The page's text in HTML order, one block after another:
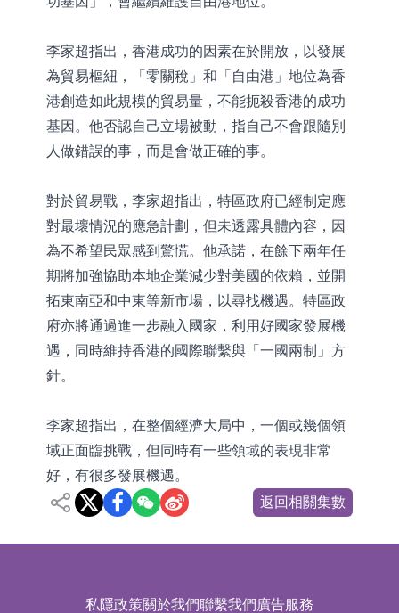
(688046.CN)漲19.99%
【異動股】診斷服務板塊拉升，貝瑞
基因(000710.CN)漲10.02%
「X-Day」西麗湖路演社清華校友電
子信息專場成功舉辦
市場監管總局印發《廣告業統計調查
制度》
【異動股】港股跌幅榜前十，賽迪顧
問(02176.HK)跌40.96%，天瑞汽車内
李家超指出，香港成功的因素在於開放，以發展
為貿易樞紐，「零關稅」和「自由港」地位為香
港創造如此規模的貿易量，不能扼殺香港的成功
基因。他否認自己立場被動，指自己不會跟隨別
人做錯誤的事，而是會做正確的事。
對於貿易戰，李家超指出，特區政府已經制定應
對最壞情況的應急計劃，但未透露具體內容，因
為不希望民眾感到驚慌。他承諾，在餘下兩年任
期將加強協助本地企業減少對美國的依賴，並開
拓東南亞和中東等新市場，以尋找機遇。特區政
府亦將通過進一步融入國家，利用好國家發展機
遇，同時維持香港的國際聯繫與「一國兩制」方
針。
李家超指出，在整個經濟大局中，一個或幾個領
域正面臨挑戰，但同時有一些領域的表現非常
好，有很多發展機遇。
返回相關集數
私隱政策關於我們聯繫我們廣告服務